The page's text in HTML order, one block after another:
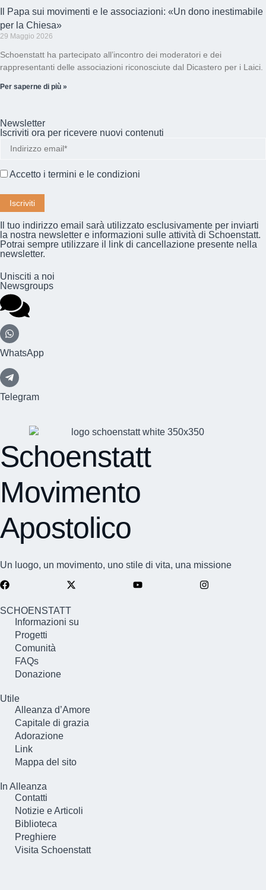
Il Papa sui movimenti e le associazioni: «Un dono inestimabile
per la Chiesa»
29 Maggio 2026
Schoenstatt ha partecipato all’incontro dei moderatori e dei
rappresentanti delle associazioni riconosciute dal Dicastero per i Laici.
Per saperne di più »
Newsletter
Iscriviti ora per ricevere nuovi contenuti
Accetto i termini e le condizioni
Il tuo indirizzo email sarà utilizzato esclusivamente per inviarti
la nostra newsletter e informazioni sulle attività di Schoenstatt.
Potrai sempre utilizzare il link di cancellazione presente nella
newsletter.
Unisciti a noi
Newsgroups
WhatsApp
Telegram
Schoenstatt
Movimento
Apostolico
Un luogo, un movimento, uno stile di vita, una missione
SCHOENSTATT
Informazioni su
Progetti
Comunità
FAQs
Donazione
Utile
Alleanza d’Amore
Capitale di grazia
Adorazione
Link
Mappa del sito
In Alleanza
Contatti
Notizie e Articoli
Biblioteca
Preghiere
Visita Schoenstatt